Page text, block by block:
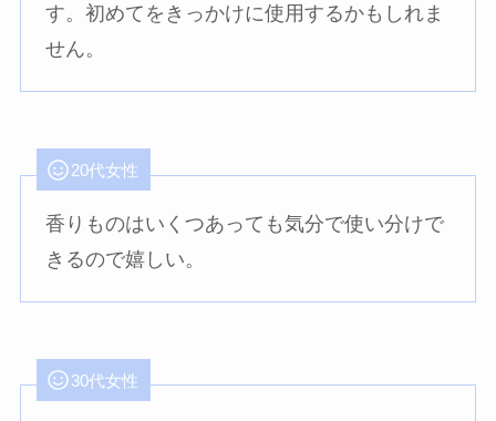
す。初めてをきっかけに使用するかもしれま
せん。
20代女性
香りものはいくつあっても気分で使い分けで
きるので嬉しい。
30代女性